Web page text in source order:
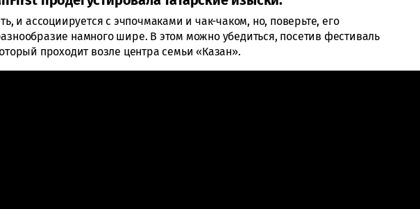
и ассоциируется с эчпочмаками и чак-чаком, но, поверьте, его
намного шире. В этом можно убедиться, посетив фестиваль
проходит возле центра семьи «Казан».